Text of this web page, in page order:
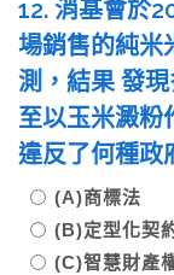
12. 消基會於
場銷售的純米
測，結果 發
至以玉米澱粉
違反了何種
(A)商標法
(B)定型化契
(C)智慧財產